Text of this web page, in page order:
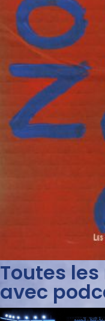
Toutes
avec